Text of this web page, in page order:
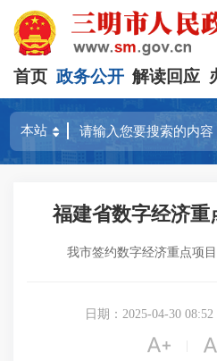
首页 政务公开 解读回应
福建省数字经济重
我市签约数字经济重点项
日期：2025-04-30 08:52
